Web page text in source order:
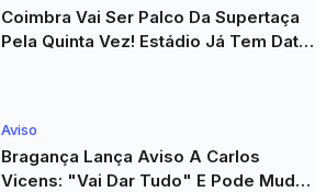
Coimbra Vai Ser Palco Da Supertaça
Pela Quinta Vez! Estádio Já Tem Data
Aviso
Bragança Lança Aviso A Carlos
Vicens: "Vai Dar Tudo" E Pode Mudar